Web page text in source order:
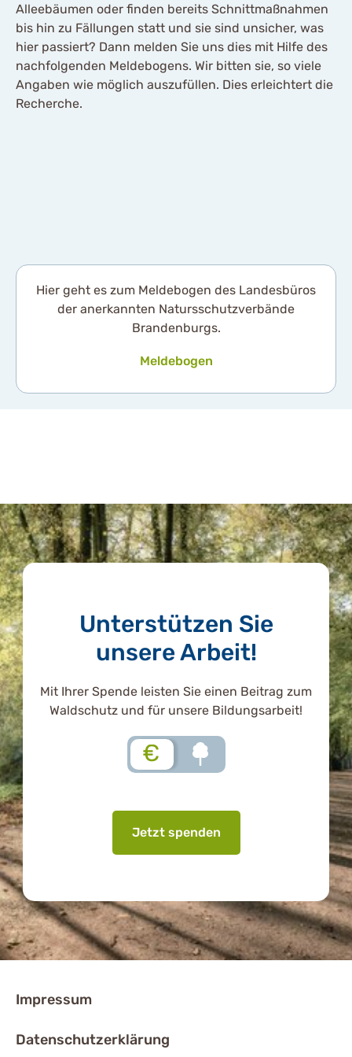
Alleebäumen oder finden bereits Schnittmaßnahmen
bis hin zu Fällungen statt und sie sind unsicher, was
hier passiert? Dann melden Sie uns dies mit Hilfe des
nachfolgenden Meldebogens. Wir bitten sie, so viele
Angaben wie möglich auszufüllen. Dies erleichtert die
Recherche.
Hier geht es zum Meldebogen des Landesbüros
der anerkannten Natursschutzverbände
Brandenburgs.
Meldebogen
Unterstützen Sie
unsere Arbeit!
Mit Ihrer Spende leisten Sie einen Beitrag zum
Waldschutz und für unsere Bildungsarbeit!
€
Jetzt spenden
Impressum
Datenschutzerklärung